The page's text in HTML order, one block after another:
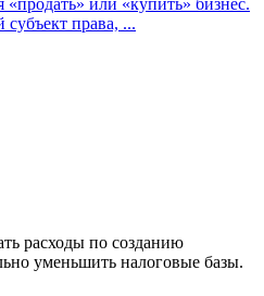
права, ...
расходы по созданию
уменьшить налоговые базы.